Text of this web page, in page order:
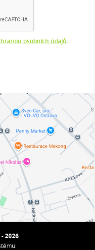
osobních údajů
2026